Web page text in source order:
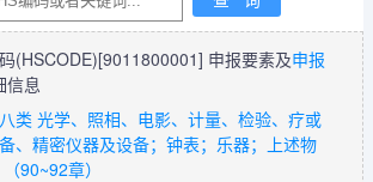
(HSCODE)[9011800001] 申报要素及申报
信息
类 光学、照相、电影、计量、检验、疗或
、精密仪器及设备；钟表；乐器；上述物
90~92章）